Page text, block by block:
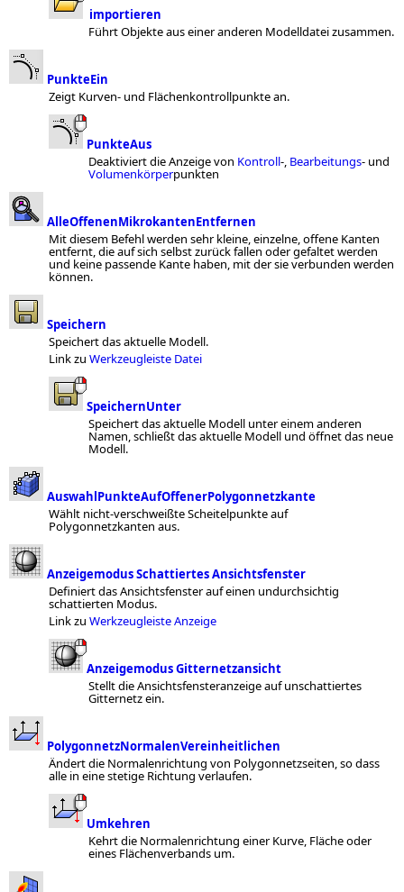
importieren
Führt Objekte aus einer anderen Modelldatei zusammen.
PunkteEin
Zeigt Kurven- und Flächenkontrollpunkte an.
PunkteAus
Deaktiviert die Anzeige von Kontroll-, Bearbeitungs- und
Volumenkörperpunkten
AlleOffenenMikrokantenEntfernen
Mit diesem Befehl werden sehr kleine, einzelne, offene Kanten
entfernt, die auf sich selbst zurück fallen oder gefaltet werden
und keine passende Kante haben, mit der sie verbunden werden
können.
Speichern
Speichert das aktuelle Modell.
Link zu Werkzeugleiste Datei
SpeichernUnter
Speichert das aktuelle Modell unter einem anderen
Namen, schließt das aktuelle Modell und öffnet das neue
Modell.
AuswahlPunkteAufOffenerPolygonnetzkante
Wählt nicht-verschweißte Scheitelpunkte auf
Polygonnetzkanten aus.
Anzeigemodus Schattiertes Ansichtsfenster
Definiert das Ansichtsfenster auf einen undurchsichtig
schattierten Modus.
Link zu Werkzeugleiste Anzeige
Anzeigemodus Gitternetzansicht
Stellt die Ansichtsfensteranzeige auf unschattiertes
Gitternetz ein.
PolygonnetzNormalenVereinheitlichen
Ändert die Normalenrichtung von Polygonnetzseiten, so dass
alle in eine stetige Richtung verlaufen.
Umkehren
Kehrt die Normalenrichtung einer Kurve, Fläche oder
eines Flächenverbands um.